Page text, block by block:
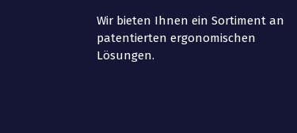
Wir bieten Ihnen ein Sortiment an
patentierten ergonomischen
Lösungen.